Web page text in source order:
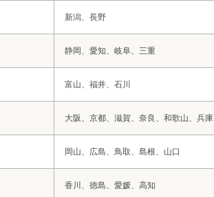
新潟、長野
静岡、愛知、岐阜、三重
富山、福井、石川
大阪、京都、滋賀、奈良、和歌山、兵庫
岡山、広島、鳥取、島根、山口
香川、徳島、愛媛、高知